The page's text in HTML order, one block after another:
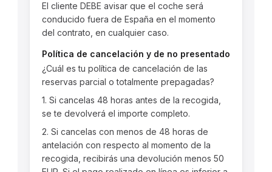
El cliente DEBE avisar que el coche será
conducido fuera de España en el momento
del contrato, en cualquier caso.
Política de cancelación y de no presentado
¿Cuál es tu política de cancelación de las
reservas parcial o totalmente prepagadas?
1. Si cancelas 48 horas antes de la recogida,
se te devolverá el importe completo.
2. Si cancelas con menos de 48 horas de
antelación con respecto al momento de la
recogida, recibirás una devolución menos 50